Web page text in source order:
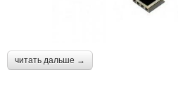
читать дальше →